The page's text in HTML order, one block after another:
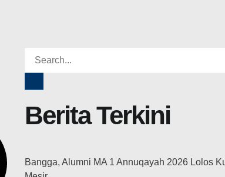
Berita Terkini
Bangga, Alumni MA 1 Annuqayah 2026 Lolos